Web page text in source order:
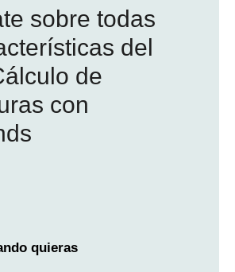
sobre todas
del
de
con
quieras